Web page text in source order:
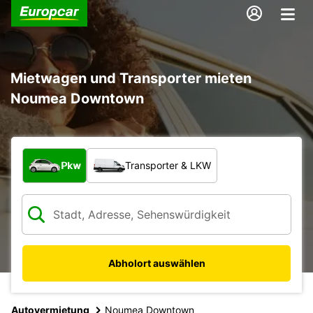
Mietwagen und Transporter mieten
Noumea Downtown
Welche Art von Fahrzeug?
Pkw Transporter & LKW
Abholort auswählen
Autovermietung Noumea Downtown